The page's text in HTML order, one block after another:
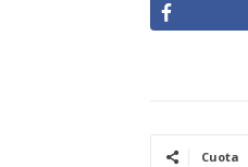
Cuota